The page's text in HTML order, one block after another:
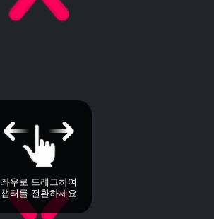
좌우로 드래그하여
챕터를 전환하세요